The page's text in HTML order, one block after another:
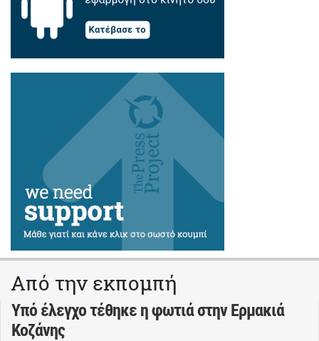
Από την εκπομπή
Υπό έλεγχο τέθηκε η φωτιά στην Ερμακιά
Κοζάνης